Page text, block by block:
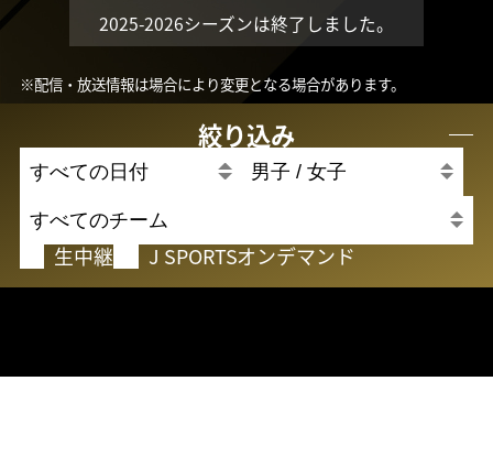
2025-2026シーズンは終了しました。
※配信・放送情報は場合により変更となる場合があります。
絞り込み
生中継 J SPORTSオンデマンド